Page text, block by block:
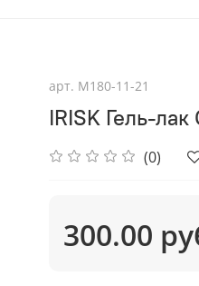
арт. М180-11-21
IRISK Гель-
(0)
300.00